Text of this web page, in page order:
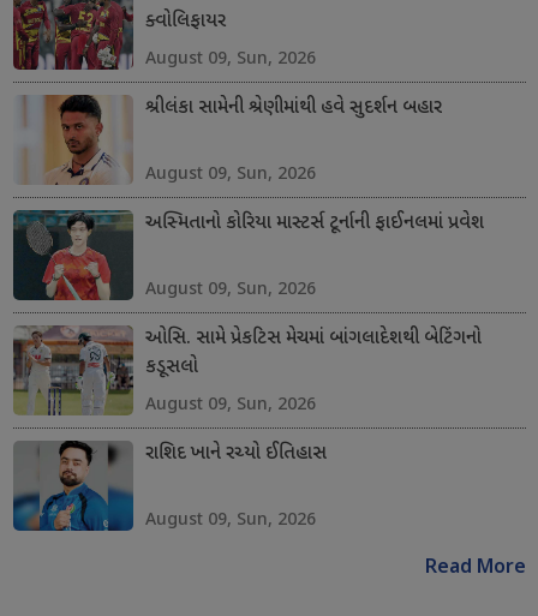
ક્વોલિફાયર
August 09, Sun, 2026
શ્રીલંકા સામેની શ્રેણીમાંથી હવે સુદર્શન બહાર
August 09, Sun, 2026
અસ્મિતાનો કોરિયા માસ્ટર્સ ટૂર્નાની ફાઈનલમાં પ્રવેશ
August 09, Sun, 2026
ઓસિ. સામે પ્રેકટિસ મેચમાં બાંગલાદેશથી બેટિંગનો
કડૂસલો
August 09, Sun, 2026
રાશિદ ખાને રચ્યો ઈતિહાસ
August 09, Sun, 2026
Read More